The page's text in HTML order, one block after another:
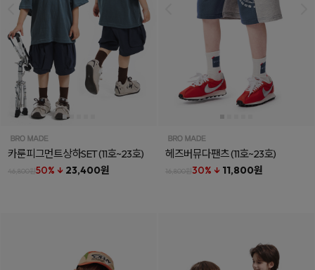
카룬피그먼트상하SET(11호~23호)
46,800원50% ↓ 23,400원
헤즈버뮤다팬츠(11호~23호)
16,800원30% ↓ 11,800원